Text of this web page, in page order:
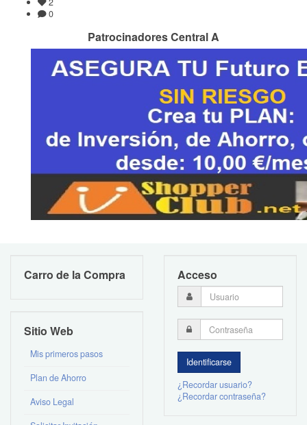
0
Patrocinadores Central A
Carro de la Compra
Sitio Web
Mis primeros pasos
Plan de Ahorro
Aviso Legal
Acceso
¿Recordar usuario?
¿Recordar contraseña?